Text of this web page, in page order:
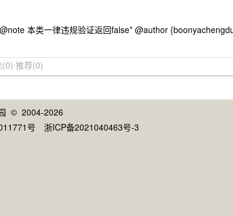
本类一律违规验证返回false* @author
(0) 推荐(0)
© 2004-2026
号
浙ICP备2021040463号-3